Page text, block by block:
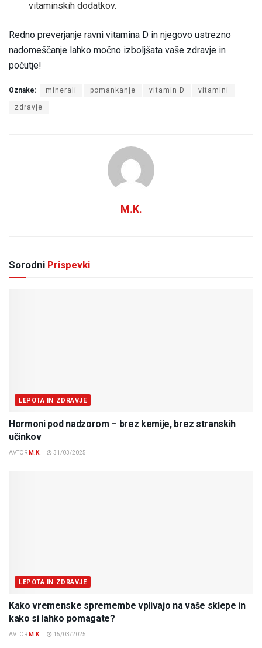
vitaminskih dodatkov.
Redno preverjanje ravni vitamina D in njegovo ustrezno
nadomeščanje lahko močno izboljšata vaše zdravje in
počutje!
Oznake: minerali pomankanje vitamin D vitamini
zdravje
M.K.
Sorodni Prispevki
LEPOTA IN ZDRAVJE
Hormoni pod nadzorom – brez kemije, brez stranskih
učinkov
AVTOR M.K. 31/03/2025
LEPOTA IN ZDRAVJE
Kako vremenske spremembe vplivajo na vaše sklepe in
kako si lahko pomagate?
AVTOR M.K. 15/03/2025